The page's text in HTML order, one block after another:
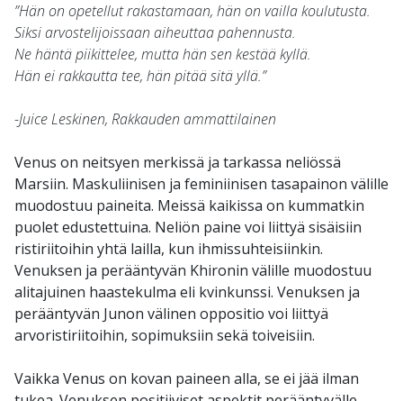
”Hän on opetellut rakastamaan, hän on vailla koulutusta.
Siksi arvostelijoissaan aiheuttaa pahennusta.
Ne häntä piikittelee, mutta hän sen kestää kyllä.
Hän ei rakkautta tee, hän pitää sitä yllä.”
-Juice Leskinen, Rakkauden ammattilainen
Venus on neitsyen merkissä ja tarkassa neliössä
Marsiin. Maskuliinisen ja feminiinisen tasapainon välille
muodostuu paineita. Meissä kaikissa on kummatkin
puolet edustettuina. Neliön paine voi liittyä sisäisiin
ristiriitoihin yhtä lailla, kun ihmissuhteisiinkin.
Venuksen ja perääntyvän Khironin välille muodostuu
alitajuinen haastekulma eli kvinkunssi. Venuksen ja
perääntyvän Junon välinen oppositio voi liittyä
arvoristiriitoihin, sopimuksiin sekä toiveisiin.
Vaikka Venus on kovan paineen alla, se ei jää ilman